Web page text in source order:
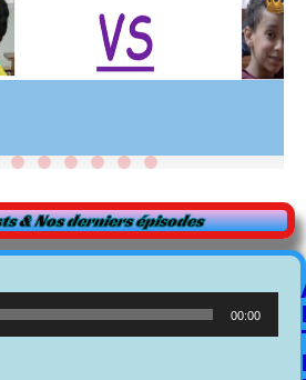
& Nos derniers épisodes
00:00